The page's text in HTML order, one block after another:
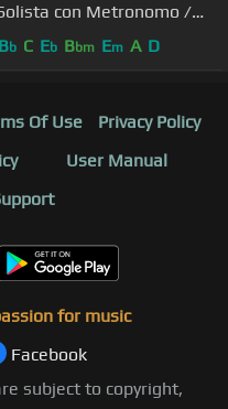
con Metronomo /
Bb C Eb Bbm Em A D
Of Use
Privacy Policy
User Manual
for music
Facebook
subject to copyright,